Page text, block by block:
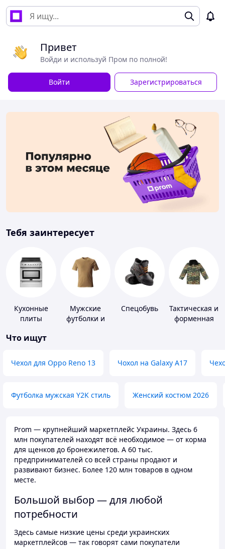
Привет
Войди и используй Пром по полной!
Войти Зарегистрироваться
Тебя заинтересует
Кухонные
плиты
Мужские
футболки и
Спецобувь
Тактическая и
форменная
Что ищут
Чехол для Oppo Reno 13 Чохол на Galaxy A17
Футболка мужская Y2K стиль Женский костюм 2026
Prom — крупнейший маркетплейс Украины. Здесь 6
млн покупателей находят всё необходимое — от корма
для щенков до бронежилетов. А 60 тыс.
предпринимателей со всей страны продают и
развивают бизнес. Более 120 млн товаров в одном
месте.
Большой выбор — для любой
потребности
Здесь самые низкие цены среди украинских
маркетплейсов — так говорят сами покупатели